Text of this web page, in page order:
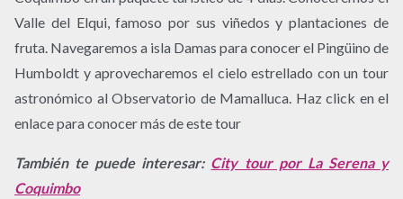
Valle del Elqui, famoso por sus viñedos y plantaciones de
fruta. Navegaremos a isla Damas para conocer el Pingüino de
Humboldt y aprovecharemos el cielo estrellado con un tour
astronómico al Observatorio de Mamalluca. Haz click en el
enlace para conocer más de este tour
También te puede interesar: City tour por La Serena y
Coquimbo